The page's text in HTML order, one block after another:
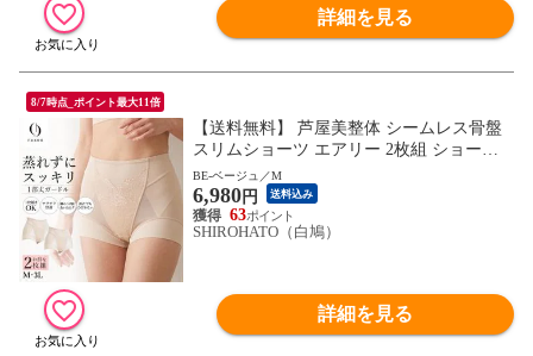
詳細を見る
8/7時点_ポイント最大11倍
【送料無料】 芦屋美整体 シームレス骨盤
スリムショーツ エアリー 2枚組 ショート
ガードル 骨盤矯正 骨盤補正 補正下着 シー
ムレス レディース
BE-ベージュ／M
6,980円 送料込み
63
SHIROHATO（白鳩）
詳細を見る